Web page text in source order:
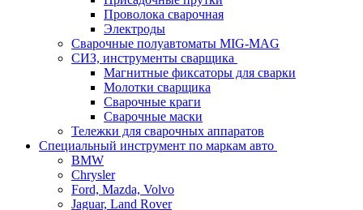
Проволока сварочная
Электроды
Сварочные полуавтоматы MIG-MAG
СИЗ, инструменты сварщика
Магнитные фиксаторы для сварки
Молотки сварщика
Сварочные краги
Сварочные маски
Тележки для сварочных аппаратов
Специальный инструмент по маркам авто
BMW
Chrysler
Ford, Mazda, Volvo
Jaguar, Land Rover